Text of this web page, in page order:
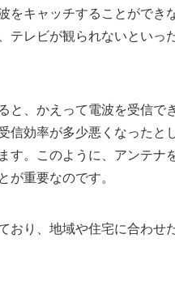
をキャッチすることができ
テレビが観られないといっ
と、かえって電波を受信で
信効率が多少悪くなったと
す。このように、アンテナ
重要なのです。
おり、地域や住宅に合わせ